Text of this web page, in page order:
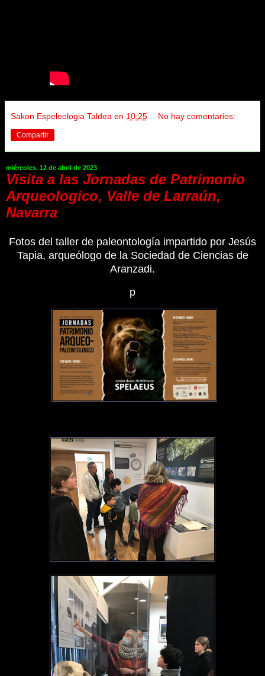
Sakon Espeleologia Taldea en 10:25 No hay comentarios:
Compartir
miércoles, 12 de abril de 2023
Visita a las Jornadas de Patrimonio
Arqueologico, Valle de Larraún,
Navarra
Fotos del taller de paleontología impartido por Jesús
Tapia, arqueólogo de la Sociedad de Ciencias de
Aranzadi.
p